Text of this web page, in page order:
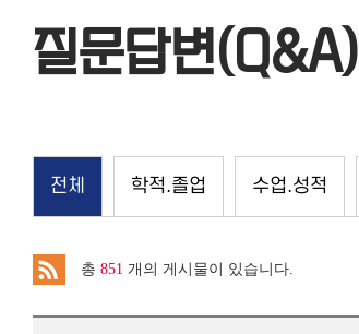
질문답변(Q&A)
전체 학적.졸업 수업.성적
총 851 개의 게시물이 있습니다.